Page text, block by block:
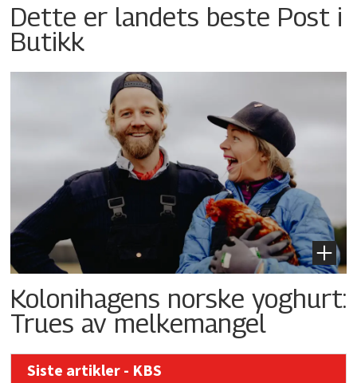
Dette er landets beste Post i
Butikk
Kolonihagens norske yoghurt:
Trues av melkemangel
Siste artikler - KBS